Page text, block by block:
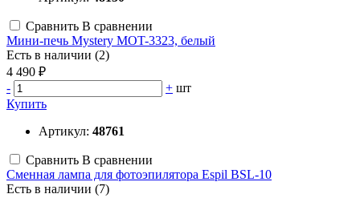
Сравнить В сравнении
Мини-печь Mystery MOT-3323, белый
Есть в наличии (2)
4 490 ₽
-
+ шт
Купить
Артикул: 48761
Сравнить В сравнении
Сменная лампа для фотоэпилятора Espil BSL-10
Есть в наличии (7)